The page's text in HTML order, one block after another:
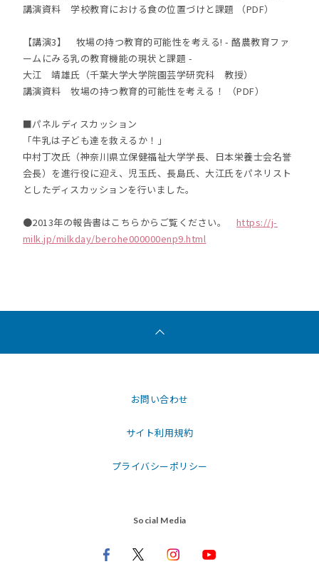
講演資料 学校教育における食の位置づけと課題 （PDF）
【講演3】 牧場の持つ教育的可能性を考える! - 酪農教育ファ
ームにみる乳の教育機能の現状と課題 -
大江 靖雄氏（千葉大学大学院園芸学研究科 教授）
講演資料 牧場の持つ教育的可能性を考える！ （PDF）
■パネルディスカッション
「牛乳は子ども達を救えるか！」
中村丁次氏（神奈川県立保健福祉大学学長、日本栄養士会名誉
会長）を進行役に迎え、児玉氏、長島氏、大江氏をパネリスト
としたディスカッションを行いました。
●2013年の報告書はこちらからご覧ください。 https://j-
milk.jp/milkday/berohe000000enp9.html
お問い合わせ
サイト利用規約
プライバシーポリシー
Social Media